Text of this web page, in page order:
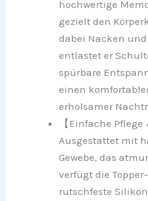
hochwertige
gezielt den
dabei Nacken
entlastet er
spürbare
einen
erholsamer
【Einfache
Ausgestattet mit
Gewebe, das
verfügt die
rutschfeste